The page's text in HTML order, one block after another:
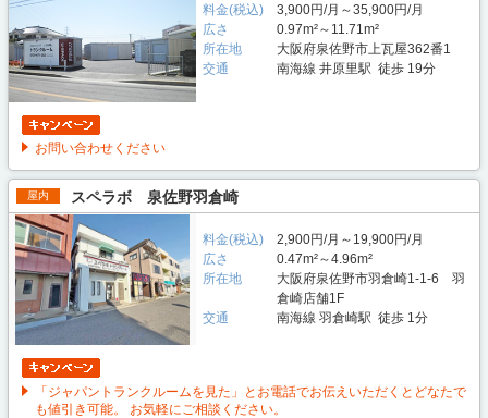
料金(税込)
3,900円/月～35,900円/月
広さ
0.97m²～11.71m²
所在地
大阪府泉佐野市上瓦屋362番1
交通
南海線 井原里駅 徒歩 19分
お問い合わせください
屋内 スペラボ 泉佐野羽倉崎
料金(税込)
2,900円/月～19,900円/月
広さ
0.47m²～4.96m²
所在地
大阪府泉佐野市羽倉崎1-1-6 羽
倉崎店舗1F
交通
南海線 羽倉崎駅 徒歩 1分
「ジャパントランクルームを見た」とお電話でお伝えいただくとどなたで
も値引き可能。 お気軽にご相談ください。